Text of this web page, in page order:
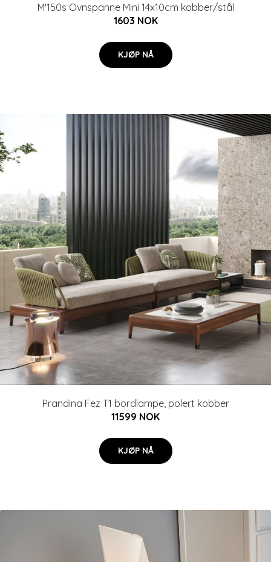
M'150s Ovnspanne Mini 14x10cm kobber/stål
1603 NOK
KJØP NÅ
Prandina Fez T1 bordlampe, polert kobber
11599 NOK
KJØP NÅ